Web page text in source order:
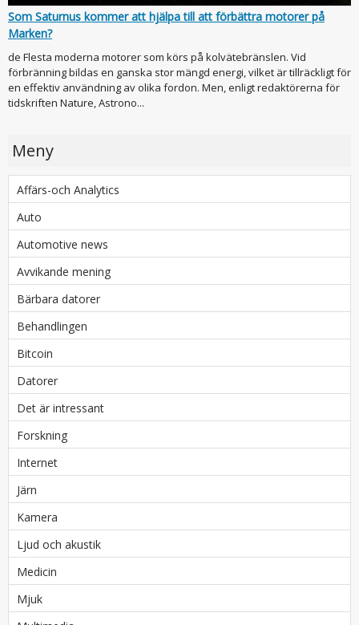
Som Saturnus kommer att hjälpa till att förbättra motorer på
Marken?
de Flesta moderna motorer som körs på kolvätebränslen. Vid
förbränning bildas en ganska stor mängd energi, vilket är tillräckligt för
en effektiv användning av olika fordon. Men, enligt redaktörerna för
tidskriften Nature, Astrono...
Meny
Affärs-och Analytics
Auto
Automotive news
Avvikande mening
Bärbara datorer
Behandlingen
Bitcoin
Datorer
Det är intressant
Forskning
Internet
Järn
Kamera
Ljud och akustik
Medicin
Mjuk